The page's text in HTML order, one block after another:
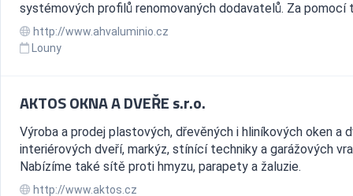
systémových profilů renomovaných dodavatelů. Za pomocí
http://www.ahvaluminio.cz
Louny
AKTOS OKNA A DVEŘE s.r.o.
Výroba a prodej plastových, dřevěných i hliníkových oken a
interiérových dveří, markýz, stínící techniky a garážových
Nabízíme také sítě proti hmyzu, parapety a žaluzie.
http://www.aktos.cz